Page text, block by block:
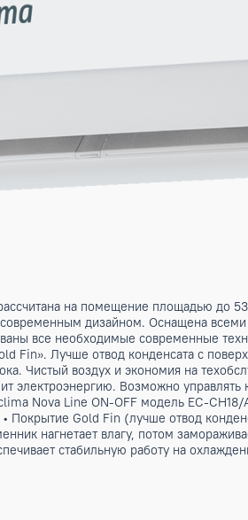
рассчитана на
и современным дизайном.
все необходимые
«Gold Fin». Лучше отвод